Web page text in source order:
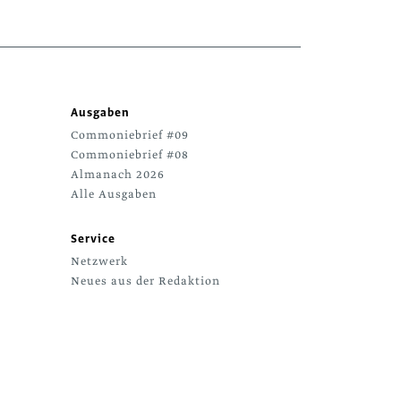
Ausgaben
Commoniebrief #09
Commoniebrief #08
Almanach 2026
Alle Ausgaben
Service
Netzwerk
Neues aus der Redaktion